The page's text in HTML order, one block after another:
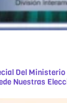
Del
Nuestras